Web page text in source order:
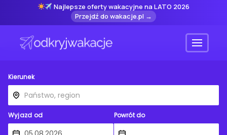
Najlepsze oferty wakacyjne na LATO 2026
Przejdź do wakacje.pl →
Menu
Kierunek
Wyjazd od Powrót do